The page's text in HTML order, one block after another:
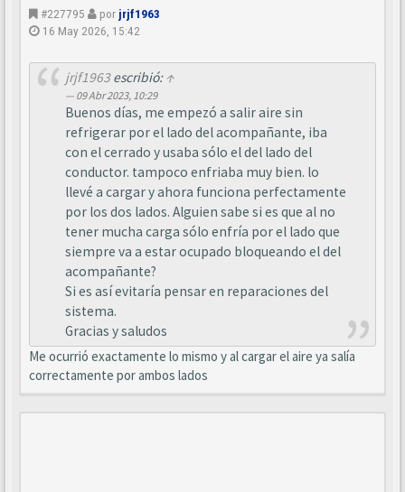
#227795 por jrjf1963
16 May 2026, 15:42
jrjf1963escribió: ↑
09 Abr 2023, 10:29
Buenos días, me empezó a salir aire sin
refrigerar por el lado del acompañante, iba
con el cerrado y usaba sólo el del lado del
conductor. tampoco enfriaba muy bien. lo
llevé a cargar y ahora funciona perfectamente
por los dos lados. Alguien sabe si es que al no
tener mucha carga sólo enfría por el lado que
siempre va a estar ocupado bloqueando el del
acompañante?
Si es así evitaría pensar en reparaciones del
sistema.
Gracias y saludos
Me ocurrió exactamente lo mismo y al cargar el aire ya salía
correctamente por ambos lados